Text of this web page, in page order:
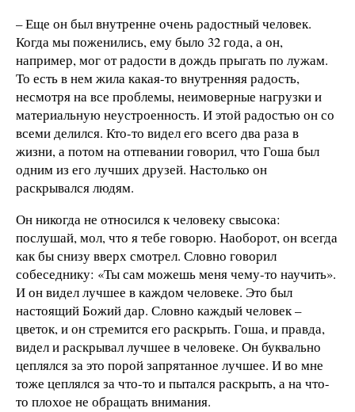
– Еще он был внутренне очень радостный человек.
Когда мы поженились, ему было 32 года, а он,
например, мог от радости в дождь прыгать по лужам.
То есть в нем жила какая-то внутренняя радость,
несмотря на все проблемы, неимоверные нагрузки и
материальную неустроенность. И этой радостью он со
всеми делился. Кто-то видел его всего два раза в
жизни, а потом на отпевании говорил, что Гоша был
одним из его лучших друзей. Настолько он
раскрывался людям.
Он никогда не относился к человеку свысока:
послушай, мол, что я тебе говорю. Наоборот, он всегда
как бы снизу вверх смотрел. Словно говорил
собеседнику: «Ты сам можешь меня чему-то научить».
И он видел лучшее в каждом человеке. Это был
настоящий Божий дар. Словно каждый человек –
цветок, и он стремится его раскрыть. Гоша, и правда,
видел и раскрывал лучшее в человеке. Он буквально
цеплялся за это порой запрятанное лучшее. И во мне
тоже цеплялся за что-то и пытался раскрыть, а на что-
то плохое не обращать внимания.